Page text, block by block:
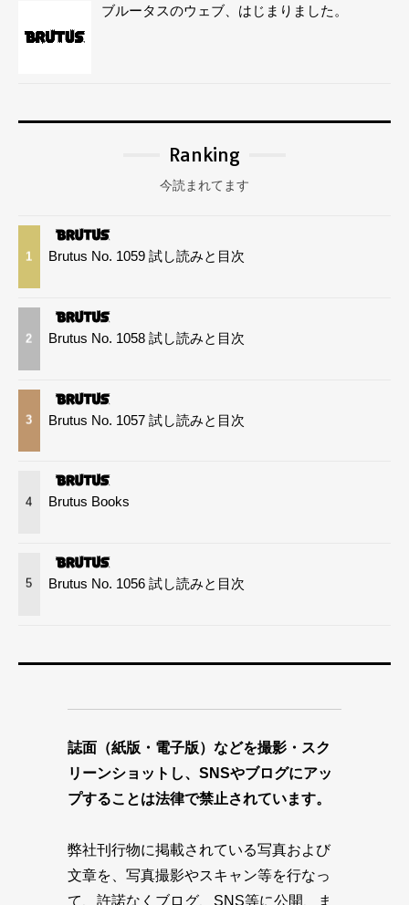
ブルータスのウェブ、はじまりました。
Ranking
今読まれてます
1 Brutus No. 1059 試し読みと目次
2 Brutus No. 1058 試し読みと目次
3 Brutus No. 1057 試し読みと目次
4 Brutus Books
5 Brutus No. 1056 試し読みと目次
誌面（紙版・電子版）などを撮影・スク
リーンショットし、SNSやブログにアッ
プすることは法律で禁止されています。
弊社刊行物に掲載されている写真および
文章を、写真撮影やスキャン等を行なっ
て、許諾なくブログ、SNS等に公開、ま